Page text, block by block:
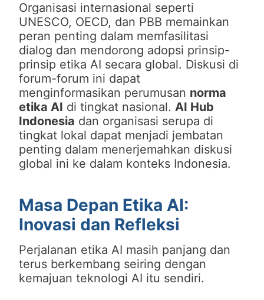
Organisasi internasional seperti
UNESCO, OECD, dan PBB memainkan
peran penting dalam memfasilitasi
dialog dan mendorong adopsi prinsip-
prinsip etika AI secara global. Diskusi di
forum-forum ini dapat
menginformasikan perumusan norma
etika AI di tingkat nasional. AI Hub
Indonesia dan organisasi serupa di
tingkat lokal dapat menjadi jembatan
penting dalam menerjemahkan diskusi
global ini ke dalam konteks Indonesia.
Masa Depan Etika AI:
Inovasi dan Refleksi
Perjalanan etika AI masih panjang dan
terus berkembang seiring dengan
kemajuan teknologi AI itu sendiri.